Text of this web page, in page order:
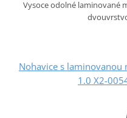
Vysoce odolné laminované
Nohavice s laminovanou
1.0 X2-